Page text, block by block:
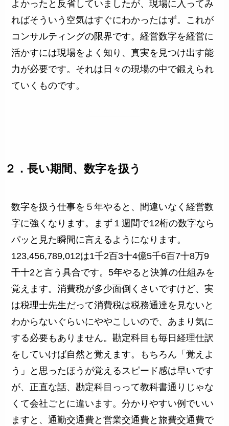
よかったと反省していましたが、現場に入ってみ
ればそういう空気はすぐにわかったはず。これが
コンサルティングの限界です。経営数字を経営に
活かすには現場をよく知り、真実を見つけ出す能
力が必要です。それは日々の現場の中で鍛えられ
ていくものです。
２．長い期間、数字を扱う
数字を扱う仕事を５年やると、間違いなく経営数
字に強くなります。まず１週間で12桁の数字なら
パッと見た瞬間に言えるようになります。
123,456,789,012は1千2百3十4億5千6百7十8万9
千十2と言う具合です。5年やると決算の仕組みを
覚えます。消費税が多少面倒くさいですけど、実
は税理士先生だって消費税は税務通達を見ないと
わからないぐらいにややこしいので、あまり気に
する必要もありません。勘定科目も毎日経理仕訳
をしていけば自然と覚えます。もちろん「覚えよ
う」と思ったほうが覚えるスピード感は早いです
が、正直な話、勘定科目っって教科書通りじゃな
くて会社ごとに違います。分かりやすい例でいい
ますと、通勤交通費と営業交通費と旅費交通費で